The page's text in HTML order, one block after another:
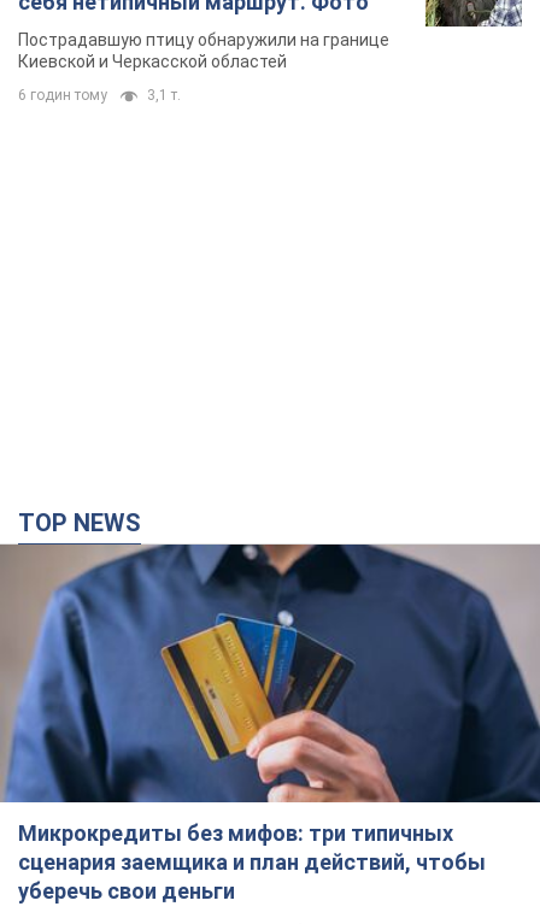
Микрокредиты без мифов: три типичных
сценария заемщика и план действий, чтобы
уберечь свои деньги
Что нужно делать украинцам, чтобы не переплачивать за
"быстрый займ"
годину тому 10,6 т.
Херсон полностью остался без света, во
Львове аварийные отключения: ситуация в
энергосистеме 6 августа
Россияне нанесли удар по важному энергообъекту
годину тому 9,3 т.